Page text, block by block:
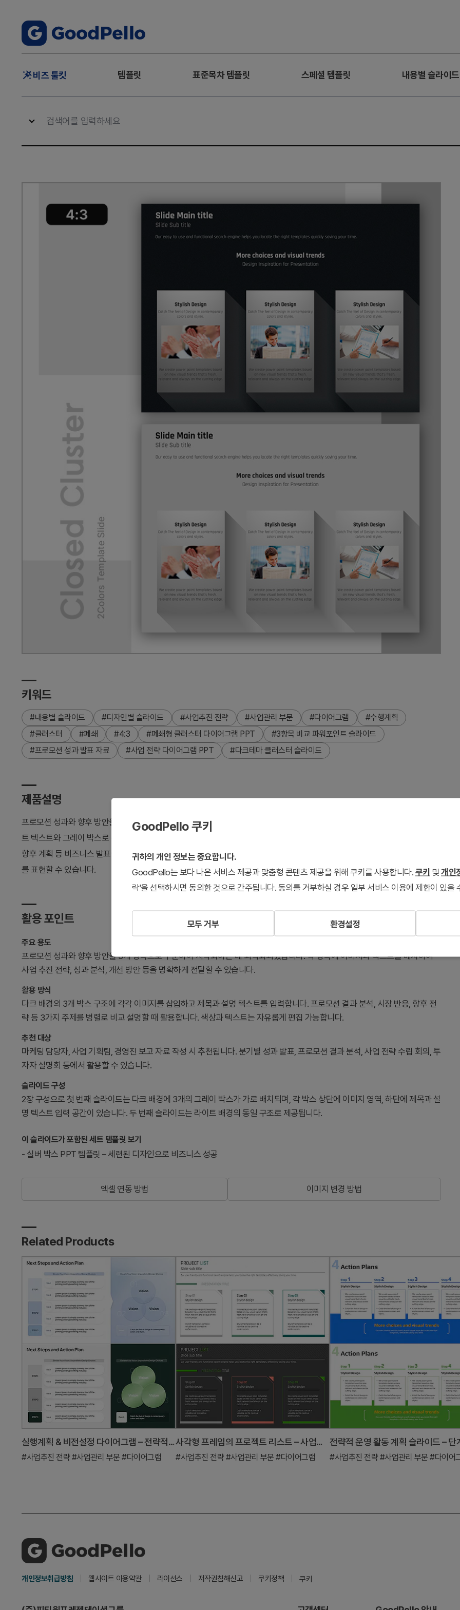
주
뉴
비즈 툴킷 템플릿 표준목차 템플릿 스페셜 템플릿 내용별 슬라이드
키워드
#내용별 슬라이드 #디자인별 슬라이드 #사업추진 전략 #사업관리 부문 #다이어그램
#수행계획
#클러스터
#폐쇄 #4:3 #폐쇄형 클러스터 다이어그램 PPT
#3항목 비교 파워포인트 슬라이드
#프로모션 성과 발표 자료
#사업 전략 다이어그램 PPT #다크테마 클러스터 슬라이드
제품설명
프로모션 성과와 향후 방안을 시각적으로 정리하는 폐쇄형 클러스터 다이어그램 파워포인트 슬라이드입니다. 다크 배경에 화이
트 텍스트와 그레이 박스로 구성된 3개 항목 구조로, 각 항목별 이미지와 설명을 배치할 수 있습니다. 사업 추진 전략, 성과 분석,
향후 계획 등 비즈니스 발표에 즉시 활용 가능한 프레젠테이션 템플릿입니다. 4:3 비율 2장 구성으로 다양한 프로모션 관련 주제
를 표현할 수 있습니다.
활용 포인트
주요 용도
프로모션 성과와 향후 방안을 3개 항목으로 구분하여 시각화하는 데 최적화되었습니다. 각 항목에 이미지와 텍스트를 배치하여
사업 추진 전략, 성과 분석, 개선 방안 등을 명확하게 전달할 수 있습니다.
활용 방식
다크 배경의 3개 박스 구조에 각각 이미지를 삽입하고 제목과 설명 텍스트를 입력합니다. 프로모션 결과 분석, 시장 반응, 향후 전
략 등 3가지 주제를 병렬로 비교 설명할 때 활용합니다. 색상과 텍스트는 자유롭게 편집 가능합니다.
추천 대상
마케팅 담당자, 사업 기획팀, 경영진 보고 자료 작성 시 추천됩니다. 분기별 성과 발표, 프로모션 결과 분석, 사업 전략 수립 회의, 투
자자 설명회 등에서 활용할 수 있습니다.
슬라이드 구성
2장 구성으로 첫 번째 슬라이드는 다크 배경에 3개의 그레이 박스가 가로 배치되며, 각 박스 상단에 이미지 영역, 하단에 제목과 설
명 텍스트 입력 공간이 있습니다. 두 번째 슬라이드는 라이트 배경의 동일 구조로 제공됩니다.
이 슬라이드가 포함된 세트 템플릿 보기
- 실버 박스 PPT 템플릿 – 세련된 디자인으로 비즈니스 성공
엑셀 연동 방법 이미지 변경 방법
Related Products
실행계획 & 비전설정 다이어그램 – 전략적 사고
#사업추진 전략 #사업관리 부문 #다이어그램
사각형 프레임의 프로젝트 리스트 – 사업추진 전략
#사업추진 전략 #사업관리 부문 #다이어그램 #사업추진 전략 #사업관리 부문 #다이어
개인정보취급방침 웹사이트 이용약관 라이선스 저작권침해신고 쿠키정책 쿠키
GoodPello 쿠키
귀하의 개인 정보는 중요합니다.
GoodPello는 보다 나은 서비스 제공과 맞춤형 콘텐츠 제공을 위해 쿠키를 사용합니다. 쿠키 및 개인
락'을 선택하시면 동의한 것으로 간주됩니다. 동의를 거부하실 경우 일부 서비스 이용에 제한이 있을
모두 거부 환경설정